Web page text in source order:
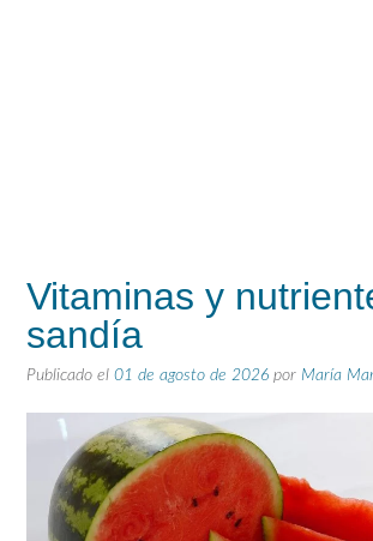
Vitaminas y
sandía
Publicado el 01 de agosto de 2026 por María